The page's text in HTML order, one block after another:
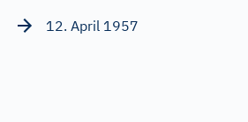
12. April 1957